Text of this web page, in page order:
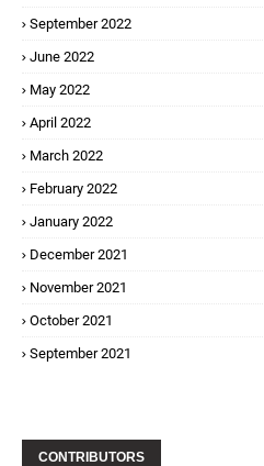
September 2022
June 2022
May 2022
April 2022
March 2022
February 2022
January 2022
December 2021
November 2021
October 2021
September 2021
CONTRIBUTORS